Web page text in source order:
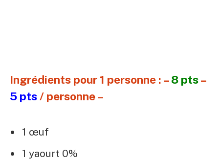
Ingrédients pour 1 personne : –8 pts–
5 pts/ personne –
1 œuf
1 yaourt 0%